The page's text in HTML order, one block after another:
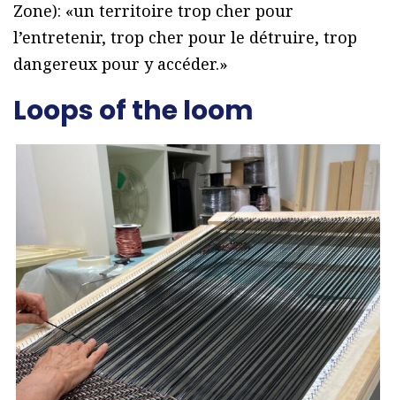
Zone): «un territoire trop cher pour
l’entretenir, trop cher pour le détruire, trop
dangereux pour y accéder.»
Loops of the loom